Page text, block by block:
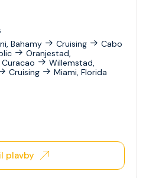
Bahamy Cruising
Cabo
Oranjestad,
Willemstad,
Cruising
Miami, Florida
plavby